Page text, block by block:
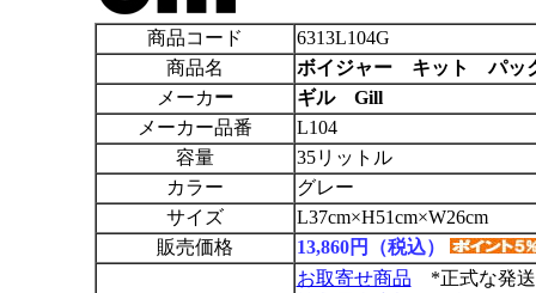
商品コード
6313L104G
商品名
ボイジャー キット パ
メーカー
ギル Gill
メーカー品番
L104
容量
35リットル
カラー
グレー
サイズ
L37cm×H51cm×W26cm
販売価格
13,860円（税込）
お取寄せ商品 *正式な発送